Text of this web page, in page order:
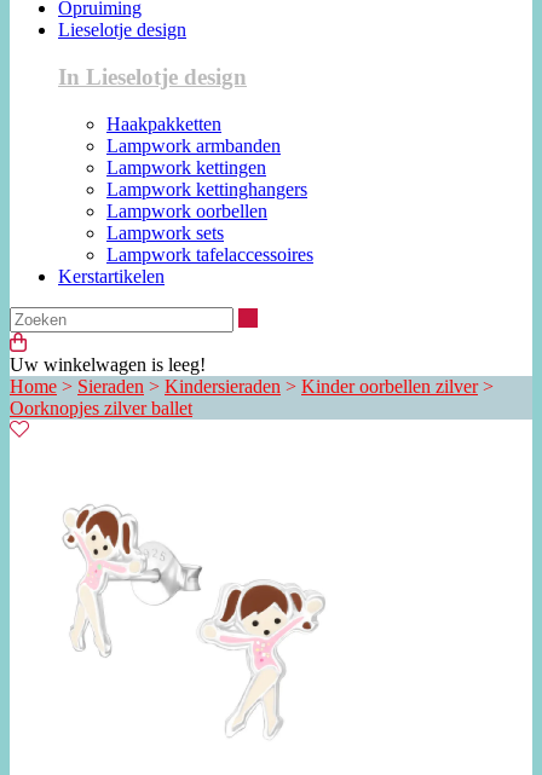
Opruiming
Lieselotje design
In Lieselotje design
Haakpakketten
Lampwork armbanden
Lampwork kettingen
Lampwork kettinghangers
Lampwork oorbellen
Lampwork sets
Lampwork tafelaccessoires
Kerstartikelen
Uw winkelwagen is leeg!
Home > Sieraden > Kindersieraden > Kinder oorbellen zilver>
Oorknopjes zilver ballet